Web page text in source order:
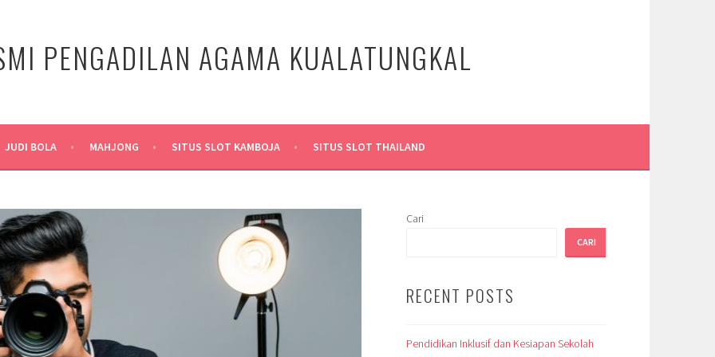
PENGADILAN AGAMA KUALATUNGKAL
JUDI BOLA MAHJONG SITUS SLOT KAMBOJA SITUS SLOT THAILAND
Cari
CARI
RECENT POSTS
Pendidikan Inklusif dan Kesiapan Sekolah